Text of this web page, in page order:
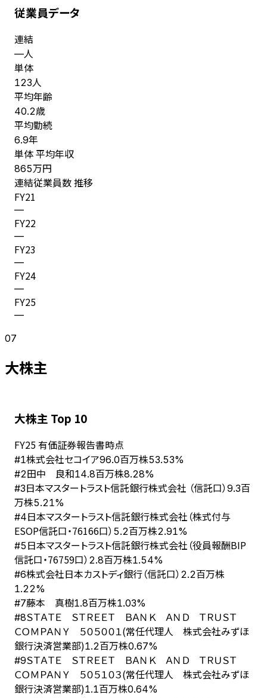
従業員データ
連結
—人
単体
123人
平均年齢
40.2歳
平均勤続
6.9年
単体 平均年収
865万円
連結従業員数 推移
FY21
—
FY22
—
FY23
—
FY24
—
FY25
—
07
大株主
大株主 Top 10
FY25 有価証券報告書時点
#1株式会社セコイア96.0百万株53.53%
#2田中 良和14.8百万株8.28%
#3日本マスタートラスト信託銀行株式会社 （信託口） 9.3百
万株5.21%
#4日本マスタートラスト信託銀行株式会社（株式付与
ESOP信託口・76166口） 5.2百万株2.91%
#5 日本マスタートラスト信託銀行株式会社（役員報酬BIP
信託口・76759口） 2.8百万株1.54%
#6株式会社日本カストディ銀行（信託口） 2.2百万株
1.22%
#7藤本 真樹1.8百万株1.03%
#8ＳＴＡＴＥ ＳＴＲＥＥＴ ＢＡＮＫ ＡＮＤ ＴＲＵＳＴ
ＣＯＭＰＡＮＹ ５０５００１(常任代理人 株式会社みずほ
銀行決済営業部)1.2百万株0.67%
#9ＳＴＡＴＥ ＳＴＲＥＥＴ ＢＡＮＫ ＡＮＤ ＴＲＵＳＴ
ＣＯＭＰＡＮＹ ５０５１０３(常任代理人 株式会社みずほ
銀行決済営業部)1.1百万株0.64%